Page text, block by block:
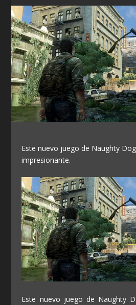
Este nuevo juego de Naughty
impresionante.
Este nuevo juego de Naughty